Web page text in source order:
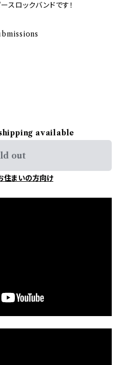
ロックバンドです！
available
out
住まいの方向け